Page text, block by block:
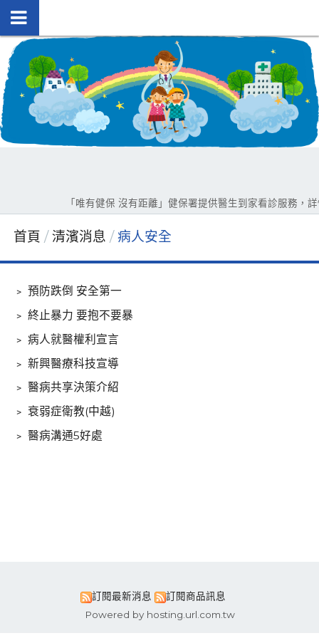
「唯有健保 沒有距離」健保署提供醫生到家看診服務
首頁 清濱消息 病人安全
﹥ 預防跌倒 安全第一
﹥ 終止暴力 要抱不要暴
﹥ 病人就醫權利宣言
﹥ 新興醫療科技宣導
﹥ 醫病共享決策介紹
﹥ 衰弱症衛教(中越)
﹥ 醫病溝通5好處
訂閱最新消息
訂閱商品訊息
Powered by hosting.url.com.tw